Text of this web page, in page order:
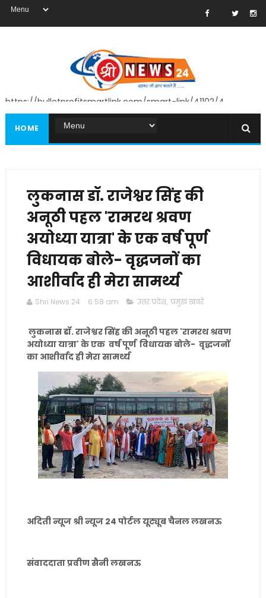
https://bulletprofitsmartlink.com/smart-link/41102/4
HOME
लुकनास डॉ. राजेश्वर सिंह की
अनूठी पहल 'रामरथ श्रवण
अयोध्या यात्रा' के एक वर्ष पूर्ण
विधायक बोले- वृद्धजनों का
आशीर्वाद ही मेरा सामर्थ्य
Shri News 24 6:58 am उत्तर प्रदेश, प्रमुख खबरें
लुकनास डॉ. राजेश्वर सिंह की अनूठी पहल 'रामरथ श्रवण
अयोध्या यात्रा' के एक वर्ष पूर्ण विधायक बोले- वृद्धजनों
का आशीर्वाद ही मेरा सामर्थ्य
अदिती न्यूज श्री न्यूज 24 पोर्टल यूट्यूब चैनल लखनऊ
संवाददाता प्रवीण सैनी लखनऊ